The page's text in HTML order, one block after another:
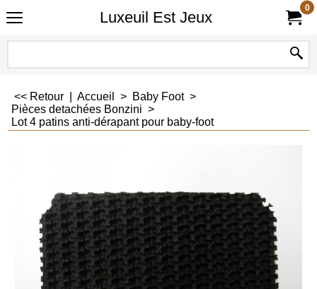
Luxeuil Est Jeux
0
<< Retour Accueil > Baby Foot>
Pièces detachées Bonzini >
Lot 4 patins anti-dérapant pour baby-foot